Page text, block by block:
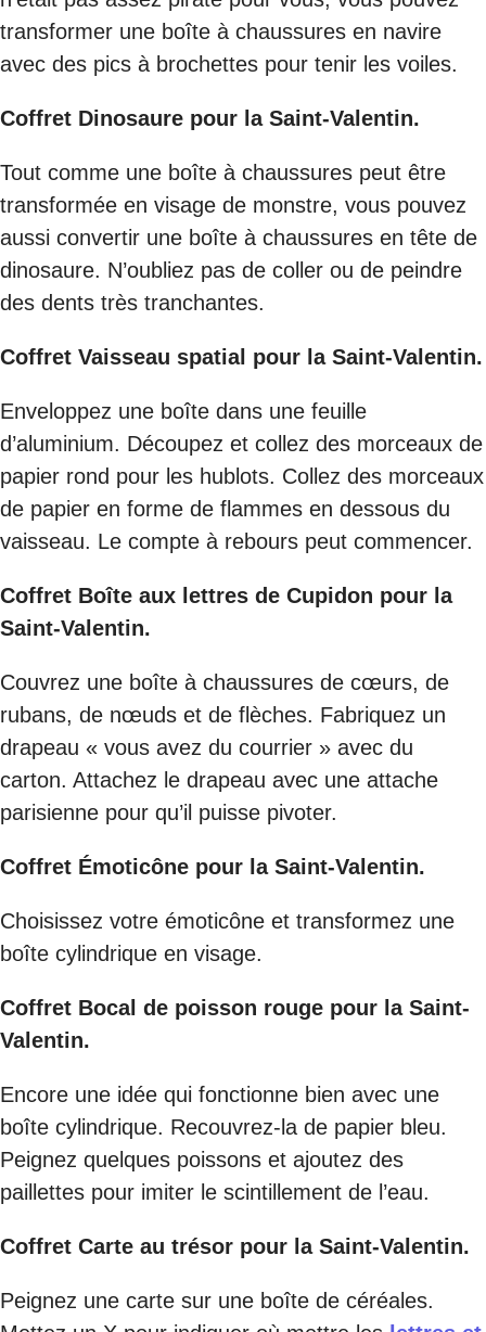
transformer une boîte à chaussures en navire
avec des pics à brochettes pour tenir les voiles.
Coffret Dinosaure pour la Saint-Valentin.
Tout comme une boîte à chaussures peut être
transformée en visage de monstre, vous pouvez
aussi convertir une boîte à chaussures en tête de
dinosaure. N’oubliez pas de coller ou de peindre
des dents très tranchantes.
Coffret Vaisseau spatial pour la Saint-Valentin.
Enveloppez une boîte dans une feuille
d’aluminium. Découpez et collez des morceaux de
papier rond pour les hublots. Collez des morceaux
de papier en forme de flammes en dessous du
vaisseau. Le compte à rebours peut commencer.
Coffret Boîte aux lettres de Cupidon pour la
Saint-Valentin.
Couvrez une boîte à chaussures de cœurs, de
rubans, de nœuds et de flèches. Fabriquez un
drapeau « vous avez du courrier » avec du
carton. Attachez le drapeau avec une attache
parisienne pour qu’il puisse pivoter.
Coffret Émoticône pour la Saint-Valentin.
Choisissez votre émoticône et transformez une
boîte cylindrique en visage.
Coffret Bocal de poisson rouge pour la Saint-
Valentin.
Encore une idée qui fonctionne bien avec une
boîte cylindrique. Recouvrez-la de papier bleu.
Peignez quelques poissons et ajoutez des
paillettes pour imiter le scintillement de l’eau.
Coffret Carte au trésor pour la Saint-Valentin.
Peignez une carte sur une boîte de céréales.